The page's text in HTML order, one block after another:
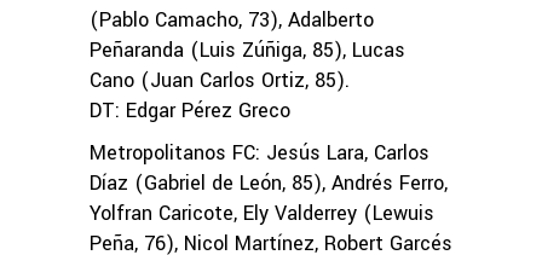
(Pablo Camacho, 73), Adalberto
Peñaranda (Luis Zúñiga, 85), Lucas
Cano (Juan Carlos Ortiz, 85).
DT: Edgar Pérez Greco
Metropolitanos FC: Jesús Lara, Carlos
Díaz (Gabriel de León, 85), Andrés Ferro,
Yolfran Caricote, Ely Valderrey (Lewuis
Peña, 76), Nicol Martínez, Robert Garcés